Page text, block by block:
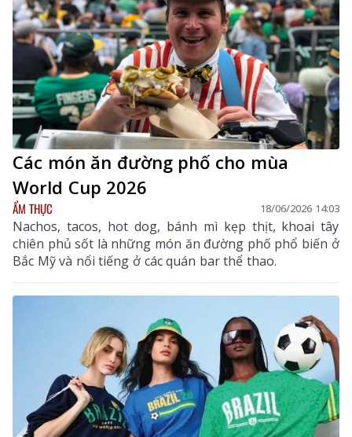
Các món ăn đường phố cho mùa
World Cup 2026
ẨM THỰC 18/06/2026 14:03
Nachos, tacos, hot dog, bánh mì kẹp thịt, khoai tây
chiên phủ sốt là những món ăn đường phố phổ biến ở
Bắc Mỹ và nổi tiếng ở các quán bar thể thao.